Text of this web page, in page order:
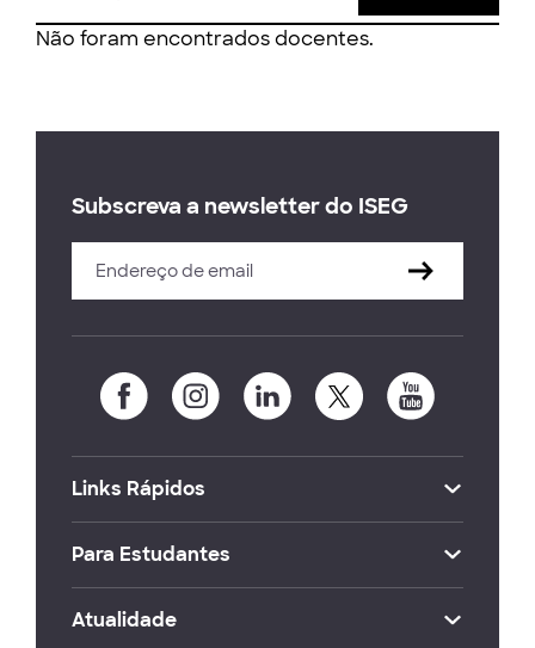
Não foram encontrados docentes.
Subscreva a newsletter do ISEG
Links Rápidos
Para Estudantes
Atualidade